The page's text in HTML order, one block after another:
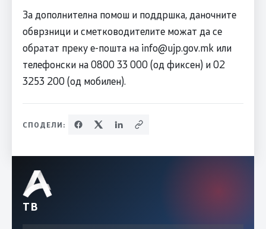
За дополнителна помош и поддршка, даночните
обврзници и сметководителите можат да се
обратат преку е-пошта на info@ujp.gov.mk или
телефонски на 0800 33 000 (од фиксен) и 02
3253 200 (од мобилен).
СПОДЕЛИ:
ТВ